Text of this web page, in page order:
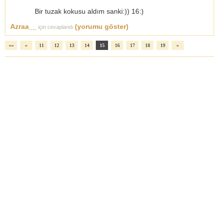
Bir tuzak kokusu aldım sanki:)) 16:)
Azraa__
için cevaplandı (yorumu göster)
«« « 11 12 13 14 15 16 17 18 19 »